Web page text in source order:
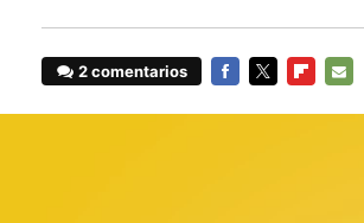
2 comentarios